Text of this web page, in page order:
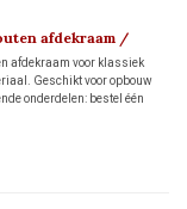
afdekraam /
1910
afdekraam voor klassiek
Geschikt voor opbouw
onderdelen: bestel één
directe wandmontage of